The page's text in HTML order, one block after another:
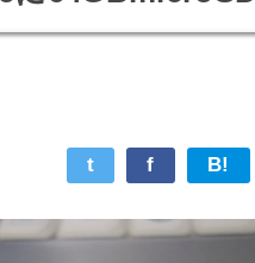
t f B!